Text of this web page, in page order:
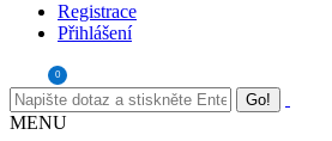
Registrace
Přihlášení
0
MENU